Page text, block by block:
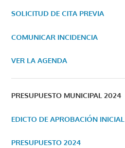
SOLICITUD DE CITA PREVIA
COMUNICAR INCIDENCIA
VER LA AGENDA
PRESUPUESTO MUNICIPAL 2024
EDICTO DE APROBACIÓN INICIAL
PRESUPUESTO 2024